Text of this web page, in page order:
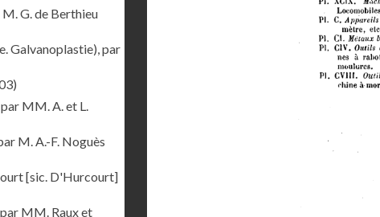
G. de Berthieu
Galvanoplastie), par
MM. A. et L.
M. A.-F. Noguès
[sic. D'Hurcourt]
MM. Raux et